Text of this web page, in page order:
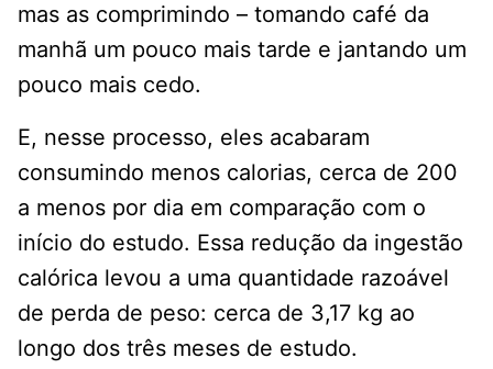
mas as comprimindo – tomando café da
manhã um pouco mais tarde e jantando um
pouco mais cedo.
E, nesse processo, eles acabaram
consumindo menos calorias, cerca de 200
a menos por dia em comparação com o
início do estudo. Essa redução da ingestão
calórica levou a uma quantidade razoável
de perda de peso: cerca de 3,17 kg ao
longo dos três meses de estudo.